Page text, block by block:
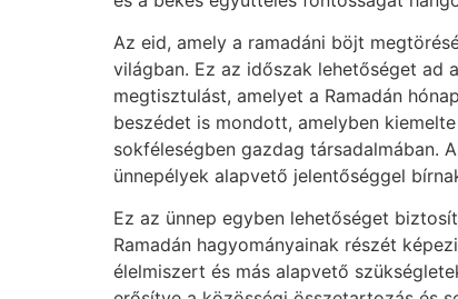
Az eid, amely a ramadáni böjt
világban. Ez az időszak lehetőséget ad
megtisztulást, amelyet a Ramadán
beszédet is mondott, amelyben
sokféleségben gazdag társadalmában.
ünnepélyek alapvető jelentőséggel
Ez az ünnep egyben lehetőséget
Ramadán hagyományainak részét
élelmiszert és más alapvető